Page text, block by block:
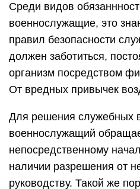
Среди видов
военнослужащие, это
правил безопасности
должен заботиться,
организм посредством
От вредных привычек
Для решения служебных
военнослужащий
непосредственному
наличии разрешения от
руководству. Такой же